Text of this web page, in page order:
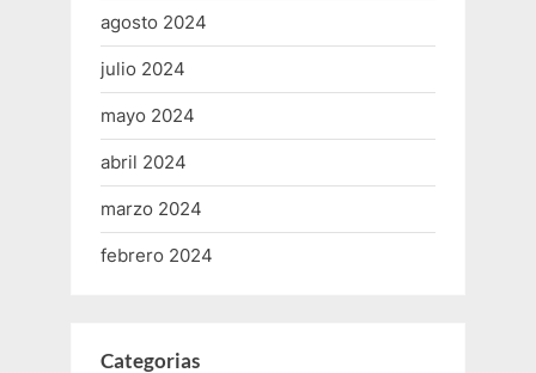
agosto 2024
julio 2024
mayo 2024
abril 2024
marzo 2024
febrero 2024
Categorias